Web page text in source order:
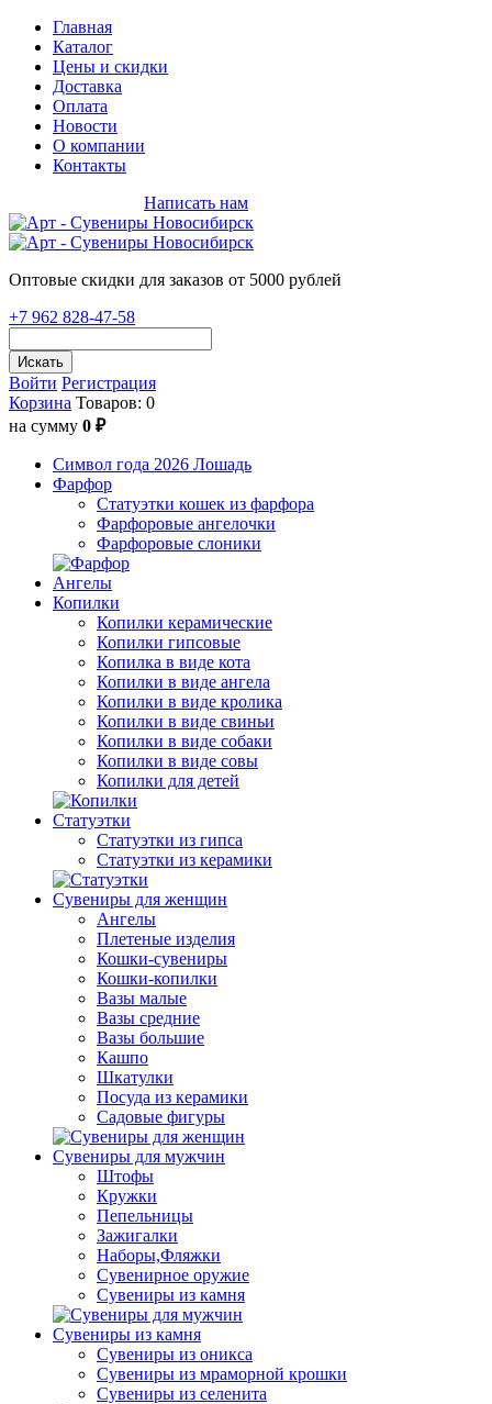
Главная
Каталог
Цены и скидки
Доставка
Оплата
Новости
О компании
Контакты
Написать нам
Оптовые скидки для заказов от 5000 рублей
+7 962 828-47-58
Искать
Войти Регистрация
Корзина Товаров: 0
на сумму 0 ₽
Символ года 2026 Лошадь
Фарфор
Статуэтки кошек из фарфора
Фарфоровые ангелочки
Фарфоровые слоники
Ангелы
Копилки
Копилки керамические
Копилки гипсовые
Копилка в виде кота
Копилки в виде ангела
Копилки в виде кролика
Копилки в виде свиньи
Копилки в виде собаки
Копилки в виде совы
Копилки для детей
Статуэтки
Статуэтки из гипса
Статуэтки из керамики
Сувениры для женщин
Ангелы
Плетеные изделия
Кошки-сувениры
Кошки-копилки
Вазы малые
Вазы средние
Вазы большие
Кашпо
Шкатулки
Посуда из керамики
Садовые фигуры
Сувениры для мужчин
Штофы
Кружки
Пепельницы
Зажигалки
Наборы,Фляжки
Сувенирное оружие
Сувениры из камня
Сувениры из камня
Сувениры из оникса
Сувениры из мраморной крошки
Сувениры из селенита